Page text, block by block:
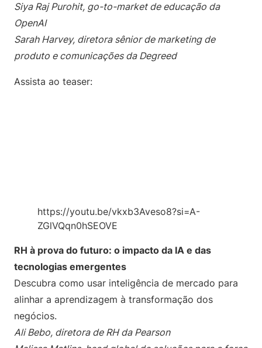
Siya Raj Purohit, go-to-market de educação da
OpenAI
Sarah Harvey, diretora sênior de marketing de
produto e comunicações da Degreed
Assista ao teaser:
https://youtu.be/vkxb3Aveso8?si=A-
ZGlVQqn0hSEOVE
RH à prova do futuro: o impacto da IA e das
tecnologias emergentes
Descubra como usar inteligência de mercado para
alinhar a aprendizagem à transformação dos
negócios.
Ali Bebo, diretora de RH da Pearson